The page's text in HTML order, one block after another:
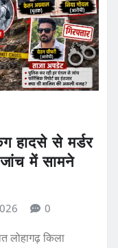
हादसे से मर्डर
में सामने
0
लोहागढ़ किला